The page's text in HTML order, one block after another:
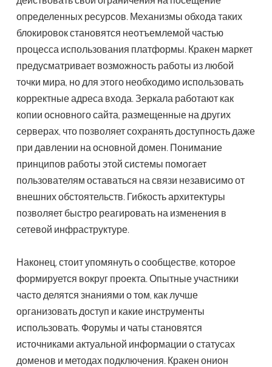
определенных ресурсов. Механизмы обхода таких
блокировок становятся неотъемлемой частью
процесса использования платформы. Кракен маркет
предусматривает возможность работы из любой
точки мира, но для этого необходимо использовать
корректные адреса входа. Зеркала работают как
копии основного сайта, размещенные на других
серверах, что позволяет сохранять доступность даже
при давлении на основной домен. Понимание
принципов работы этой системы помогает
пользователям оставаться на связи независимо от
внешних обстоятельств. Гибкость архитектуры
позволяет быстро реагировать на изменения в
сетевой инфраструктуре.
Наконец, стоит упомянуть о сообществе, которое
формируется вокруг проекта. Опытные участники
часто делятся знаниями о том, как лучше
организовать доступ и какие инструменты
использовать. Форумы и чаты становятся
источниками актуальной информации о статусах
доменов и методах подключения. Кракен онион